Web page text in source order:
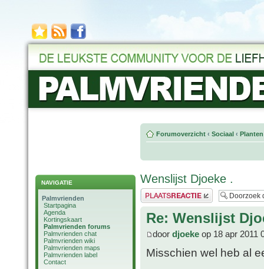
NAVIGATIE
Palmvrienden
Startpagina
Agenda
Kortingskaart
Palmvrienden forums
Palmvrienden chat
Palmvrienden wiki
Palmvrienden maps
Palmvrienden label
Contact
Forumoverzicht ‹ Sociaal ‹
Wenslijst Djoeke .
Plaats een reactie
Re: Wenslijst
door djoeke op 18 apr 2011
Misschien wel heb al